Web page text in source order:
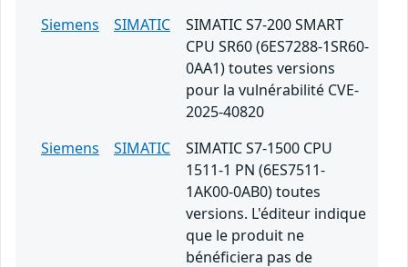
Siemens
SIMATIC
SIMATIC S7-200 SMART
CPU SR60 (6ES7288-1SR60-
0AA1) toutes versions
pour la vulnérabilité CVE-
2025-40820
Siemens
SIMATIC
SIMATIC S7-1500 CPU
1511-1 PN (6ES7511-
1AK00-0AB0) toutes
versions. L'éditeur indique
que le produit ne
bénéficiera pas de